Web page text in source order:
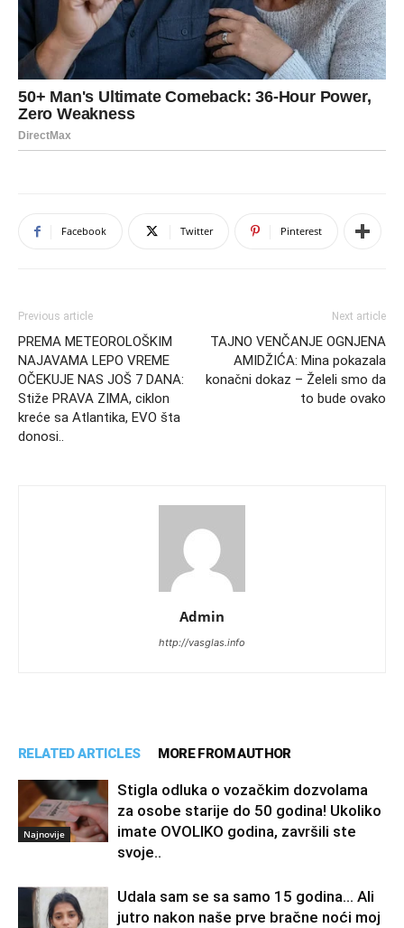
Facebook Twitter Pinterest
Previous article
PREMA METEOROLOŠKIM
NAJAVAMA LEPO VREME
OČEKUJE NAS JOŠ 7 DANA:
Stiže PRAVA ZIMA, ciklon
kreće sa Atlantika, EVO šta
donosi..
Next article
TAJNO VENČANJE OGNJENA
AMIDŽIĆA: Mina pokazala
konačni dokaz – Želeli smo da
to bude ovako
Admin
http://vasglas.info
RELATED ARTICLES MORE FROM AUTHOR
Najnovije
Stigla odluka o vozačkim dozvolama
za osobe starije do 50 godina! Ukoliko
imate OVOLIKO godina, završili ste
svoje..
Udala sam se sa samo 15 godina… Ali
jutro nakon naše prve bračne noći moj